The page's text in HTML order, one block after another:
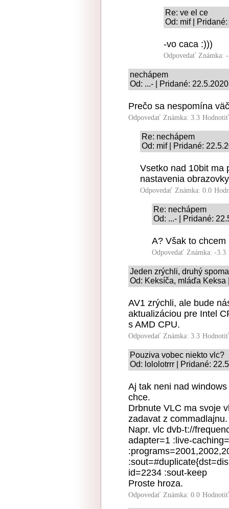
Re: ve el ce
Od: mif |
-vo caca :)))
Odpovedať Známka:
nechápem
Od: ...- | Pridané:
Prečo sa nespomína
Odpovedať Známka: 3.3
Re: nechápem
Od: mif | Pridané:
Vsetko nad 10bit ma
nastavenia
Odpovedať Známka: 0.0
Re: nechápem
Od: ...- | Pridané:
A? Však to
Odpovedať Známka: -3.3
Jeden zrýchli, druhý
Od: Keksíča, mláďa Keksa
AV1 zrýchli, ale bude
aktualizáciou pre Intel
s AMD CPU.
Odpovedať Známka: 3.3
Pouziva vobec niekto vlc?
Od: lololotrrr | Pridané:
Aj tak neni nad
chce.
Drbnute VLC ma svoje
zadavat z commadlajnu.
Napr. vlc dvb-t://
adapter=1 :live-
id=2234 :sout-keep
Proste hroza.
Odpovedať Známka: 0.0